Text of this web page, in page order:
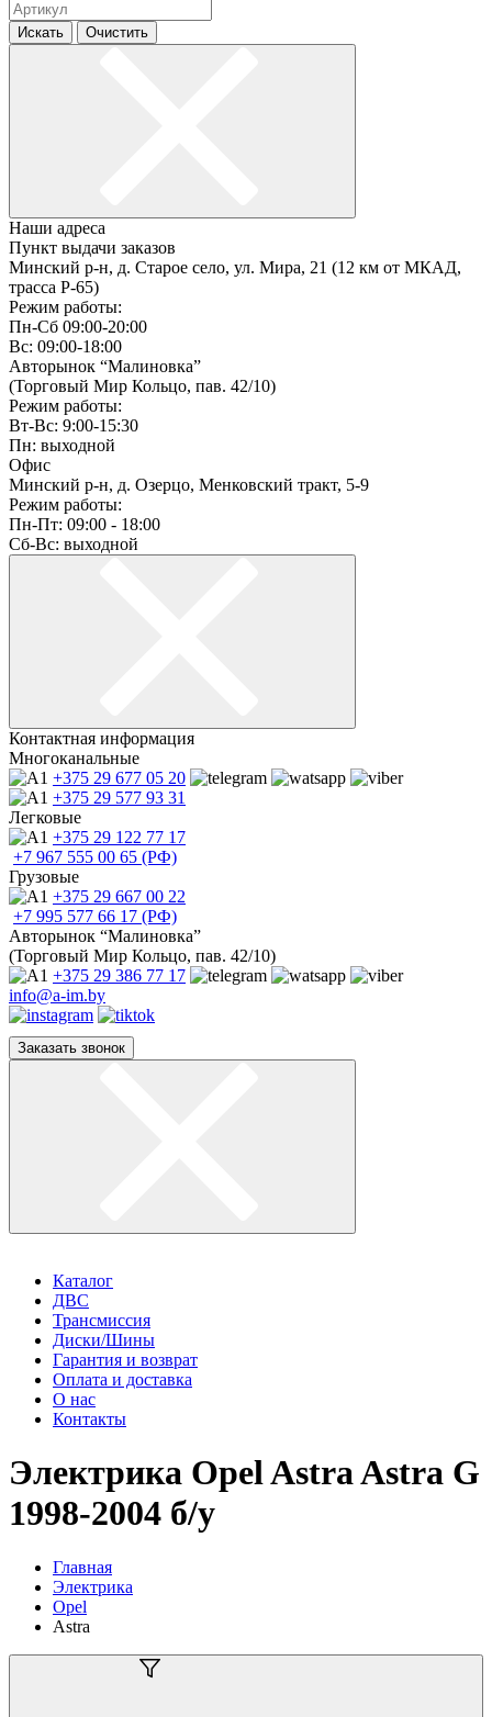
Искать Очистить
Наши адреса
Пункт выдачи заказов
Минский р-н, д. Старое село, ул. Мира, 21 (12 км от МКАД,
трасса P-65)
Режим работы:
Пн-Сб 09:00-20:00
Вс: 09:00-18:00
Авторынок “Малиновка”
(Торговый Мир Кольцо, пав. 42/10)
Режим работы:
Вт-Вс: 9:00-15:30
Пн: выходной
Офис
Минский р-н, д. Озерцо, Менковский тракт, 5-9
Режим работы:
Пн-Пт: 09:00 - 18:00
Сб-Вс: выходной
Контактная информация
Многоканальные
+375 29 677 05 20
+375 29 577 93 31
Легковые
+375 29 122 77 17
+7 967 555 00 65 (РФ)
Грузовые
+375 29 667 00 22
+7 995 577 66 17 (РФ)
Авторынок “Малиновка”
(Торговый Мир Кольцо, пав. 42/10)
+375 29 386 77 17
info@a-im.by
Заказать звонок
Каталог
ДВС
Трансмиссия
Диски/Шины
Гарантия и возврат
Оплата и доставка
О нас
Контакты
Электрика Opel Astra Astra G
1998-2004 б/у
Главная
Электрика
Opel
Astra